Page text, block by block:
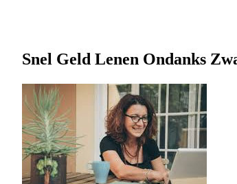
Snel Geld Lenen Ondanks